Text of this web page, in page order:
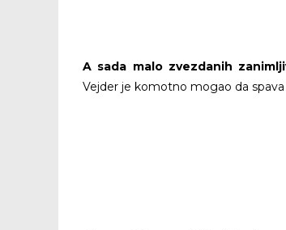
A sada malo zvezdanih
Vejder je komotno mogao da